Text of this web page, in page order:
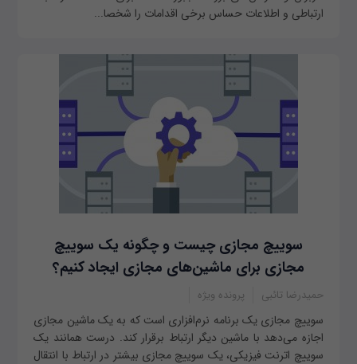
ارتباطی و اطلاعات حساس برخی اقدامات را شخصا...
سوییچ مجازی چیست و چگونه یک سوییچ
مجازی برای ماشین‌های مجازی ایجاد کنیم؟
حمیدرضا تائبی پرونده ویژه
سوییچ مجازی یک برنامه نرم‌افزاری است که به یک ماشین مجازی
اجازه می‌دهد با ماشین دیگر ارتباط برقرار کند. درست همانند یک
سوییچ اترنت فیزیکی، یک سوییچ مجازی بیشتر در ارتباط با انتقال